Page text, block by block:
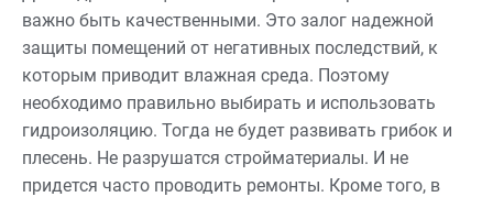
важно быть качественными. Это залог надежной
защиты помещений от негативных последствий, к
которым приводит влажная среда. Поэтому
необходимо правильно выбирать и использовать
гидроизоляцию. Тогда не будет развивать грибок и
плесень. Не разрушатся стройматериалы. И не
придется часто проводить ремонты. Кроме того, в